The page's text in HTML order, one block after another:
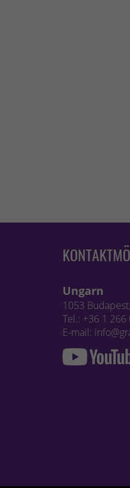
Ungarn
1053
Tel.: +36 1 266
E-mail: